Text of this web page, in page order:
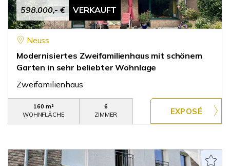
598.000,- € VERKAUFT
Neuss
Modernisiertes Zweifamilienhaus mit schönem
Garten in sehr beliebter Wohnlage
Zweifamilienhaus
160 m²
WOHNFLÄCHE
6
ZIMMER